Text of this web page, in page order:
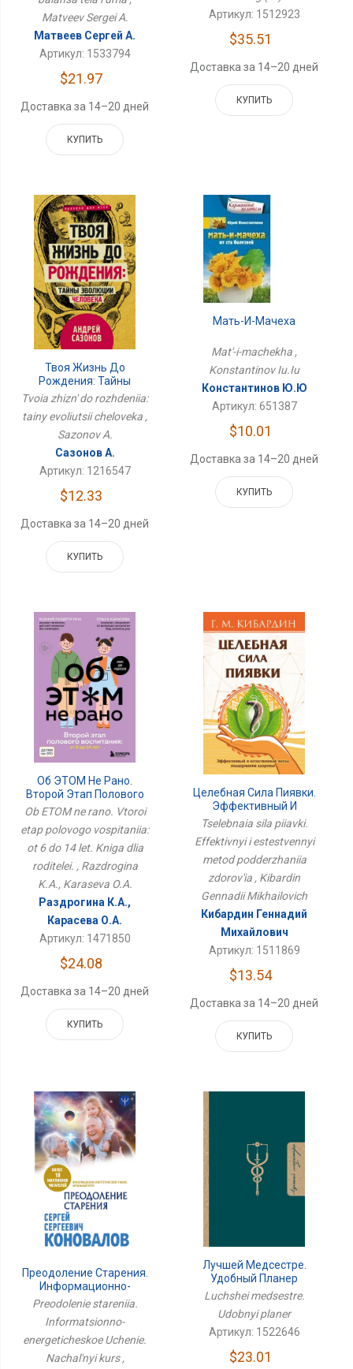
Matveev Sergei A.
Матвеев Сергей А.
Артикул: 1533794
$21.97
Доставка за 14–20 дней
КУПИТЬ
Артикул: 1512923
$35.51
Доставка за 14–20 дней
КУПИТЬ
Твоя Жизнь До
Рождения: Тайны
Эволюции Человека
Tvoia zhizn' do rozhdeniia:
tainy evoliutsii cheloveka ,
Sazonov A.
Сазонов А.
Артикул: 1216547
$12.33
Доставка за 14–20 дней
КУПИТЬ
Мать-И-Мачеха
Mat'-i-machekha ,
Konstantinov Iu.Iu
Константинов Ю.Ю
Артикул: 651387
$10.01
Доставка за 14–20 дней
КУПИТЬ
Об ЭТОМ Не Рано.
Второй Этап Полового
Воспитания: От 6 До 14
Родителей.
Ob ETOM ne rano. Vtoroi
etap polovogo vospitaniia:
ot 6 do 14 let. Kniga dlia
roditelei. , Razdrogina
K.A., Karaseva O.A.
Раздрогина К.А.,
Карасева О.А.
Артикул: 1471850
$24.08
Доставка за 14–20 дней
КУПИТЬ
Целебная Сила Пиявки.
Эффективный И
Естественный Метод
Поддержания Здоровья
Tselebnaia sila piiavki.
Effektivnyi i estestvennyi
metod podderzhaniia
zdorov'ia , Kibardin
Gennadii Mikhailovich
Кибардин Геннадий
Михайлович
Артикул: 1511869
$13.54
Доставка за 14–20 дней
КУПИТЬ
Преодоление Старения.
Информационно-
Энергетическое Учение.
Preodolenie stareniia.
Informatsionno-
energeticheskoe Uchenie.
Nachal'nyi kurs ,
Лучшей Медсестре.
Удобный Планер
Luchshei medsestre.
Udobnyi planer
Артикул: 1522646
$23.01